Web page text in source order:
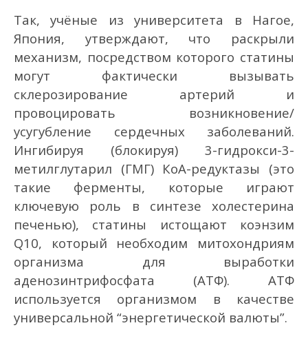
Так, учёные из университета в Нагое,
Япония, утверждают, что раскрыли
механизм, посредством которого статины
могут фактически вызывать
склерозирование артерий и
провоцировать возникновение/
усугубление сердечных заболеваний.
Ингибируя (блокируя) 3-гидрокси-3-
метилглутарил (ГМГ) КоА-редуктазы (это
такие ферменты, которые играют
ключевую роль в синтезе холестерина
печенью), статины истощают коэнзим
Q10, который необходим митохондриям
организма для выработки
аденозинтрифосфата (АТФ). АТФ
используется организмом в качестве
универсальной “энергетической валюты”.